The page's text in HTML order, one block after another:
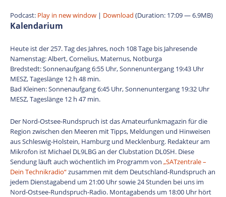
Podcast: Play in new window | Download (Duration: 17:09 — 6.9MB)
Kalendarium
Heute ist der 257. Tag des Jahres, noch 108 Tage bis Jahresende
Namenstag: Albert, Cornelius, Maternus, Notburga
Bredstedt: Sonnenaufgang 6:55 Uhr, Sonnenuntergang 19:43 Uhr
MESZ, Tageslänge 12 h 48 min.
Bad Kleinen: Sonnenaufgang 6:45 Uhr, Sonnenuntergang 19:32 Uhr
MESZ, Tageslänge 12 h 47 min.
Der Nord-Ostsee-Rundspruch ist das Amateurfunkmagazin für die
Region zwischen den Meeren mit Tipps, Meldungen und Hinweisen
aus Schleswig-Holstein, Hamburg und Mecklenburg. Redakteur am
Mikrofon ist Michael DL9LBG an der Clubstation DL0SH. Diese
Sendung läuft auch wöchentlich im Programm von „SATzentrale –
Dein Technikradio“zusammen mit dem Deutschland-Rundspruch an
jedem Dienstagabend um 21:00 Uhr sowie 24 Stunden bei uns im
Nord-Ostsee-Rundspruch-Radio. Montagabends um 18:00 Uhr hört